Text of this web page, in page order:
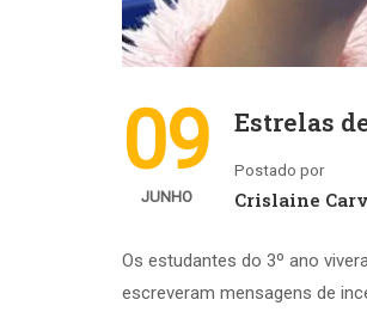
09
JUNHO
Estrelas
Postado por
Crislaine
Os estudantes do 3º ano
escreveram mensagens de